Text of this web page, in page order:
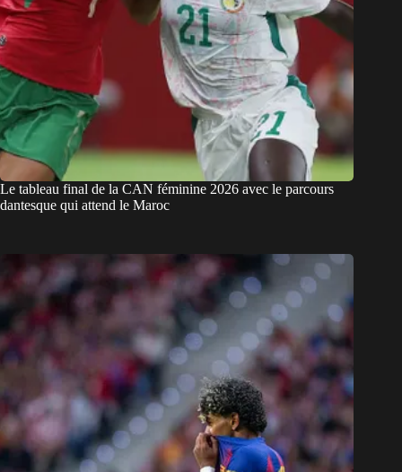
Le tableau final de la CAN féminine 2026 avec le parcours
dantesque qui attend le Maroc